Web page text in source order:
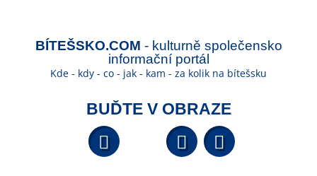
BÍTEŠSKO.COM - kulturně společensko
informační portál
Kde - kdy - co - jak - kam - za kolik na bítešsku
BUĎTE V OBRAZE
Facebook YouTube